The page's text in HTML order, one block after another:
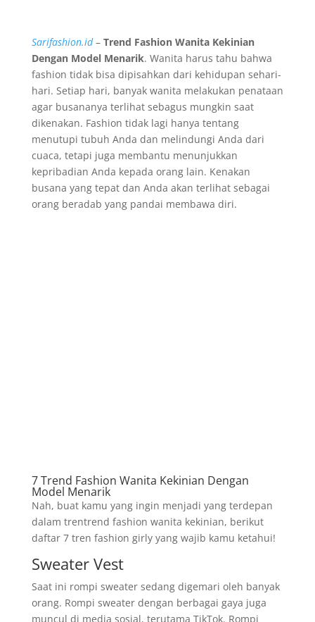
Sarifashion.id– Trend Fashion Wanita Kekinian
Dengan Model Menarik. Wanita harus tahu bahwa
fashion tidak bisa dipisahkan dari kehidupan sehari-
hari. Setiap hari, banyak wanita melakukan penataan
agar busananya terlihat sebagus mungkin saat
dikenakan. Fashion tidak lagi hanya tentang
menutupi tubuh Anda dan melindungi Anda dari
cuaca, tetapi juga membantu menunjukkan
kepribadian Anda kepada orang lain. Kenakan
busana yang tepat dan Anda akan terlihat sebagai
orang beradab yang pandai membawa diri.
7 Trend Fashion Wanita Kekinian Dengan
Model Menarik
Nah, buat kamu yang ingin menjadi yang terdepan
dalam trentrend fashion wanita kekinian, berikut
daftar 7 tren fashion girly yang wajib kamu ketahui!
Sweater Vest
Saat ini rompi sweater sedang digemari oleh banyak
orang. Rompi sweater dengan berbagai gaya juga
muncul di media sosial, terutama TikTok. Rompi